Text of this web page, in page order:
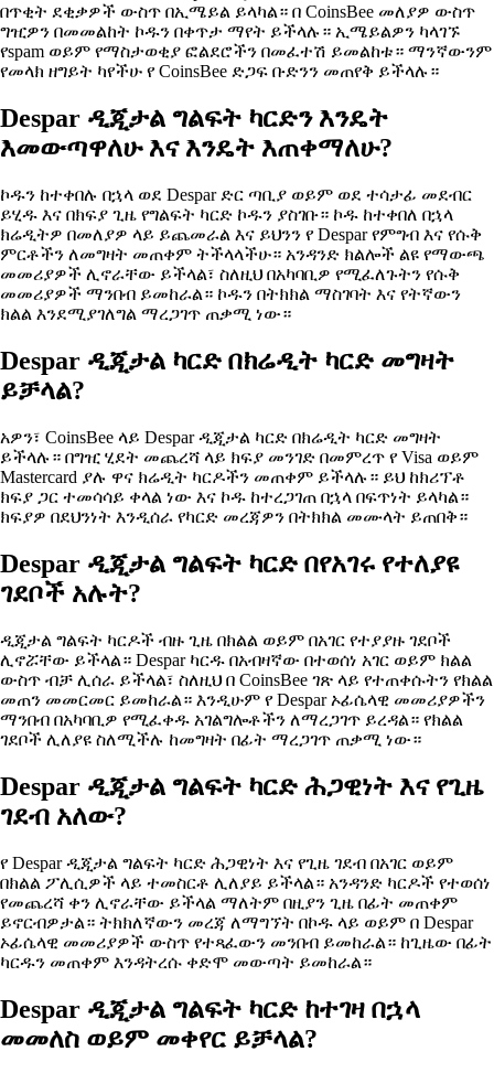
በጥቂት ደቂቃዎች ውስጥ በኢሜይል ይላካል። በ CoinsBee መለያዎ ውስጥ
ግዢዎን በመመልከት ኮዱን በቀጥታ ማየት ይችላሉ። ኢሜይልዎን ካላገኙ
የspam ወይም የማስታወቂያ ፎልደሮችን በመፈተሽ ይመልከቱ። ማንኛውንም
የመላክ ዘግይት ካየችሁ የ CoinsBee ድጋፍ ቡድንን መጠየቅ ይችላሉ።
Despar ዲጂታል ግልፍት ካርድን እንዴት
እመውጣዋለሁ እና እንዴት እጠቀማለሁ?
ኮዱን ከተቀበሉ በኋላ ወደ Despar ድር ጣቢያ ወይም ወደ ተሳታፊ መደብር
ይሂዱ እና በክፍያ ጊዜ የግልፍት ካርድ ኮዱን ያስገቡ። ኮዱ ከተቀበለ በኋላ
ክሬዲትዎ በመለያዎ ላይ ይጨመራል እና ይህንን የ Despar የምግብ እና የሱቅ
ምርቶችን ለመግዛት መጠቀም ትችላላችሁ። አንዳንድ ክልሎች ልዩ የማውጫ
መመሪያዎች ሊኖራቸው ይችላል፣ ስለዚህ በአካባቢዎ የሚፈለጉትን የሱቅ
መመሪያዎች ማንበብ ይመከራል። ኮዱን በትክክል ማስገባት እና የትኛውን
ክልል እንደሚያገለግል ማረጋገጥ ጠቃሚ ነው።
Despar ዲጂታል ካርድ በክሬዲት ካርድ መግዛት
ይቻላል?
አዎን፣ CoinsBee ላይ Despar ዲጂታል ካርድ በክሬዲት ካርድ መግዛት
ይችላሉ። በግዢ ሂደት መጨረሻ ላይ ክፍያ መንገድ በመምረጥ የ Visa ወይም
Mastercard ያሉ ዋና ክሬዲት ካርዶችን መጠቀም ይችላሉ። ይህ ከክሪፕቶ
ክፍያ ጋር ተመሳሳይ ቀላል ነው እና ኮዱ ከተረጋገጠ በኋላ በፍጥነት ይላካል።
ክፍያዎ በደህንነት እንዲሰራ የካርድ መረጃዎን በትክክል መሙላት ይጠበቅ።
Despar ዲጂታል ግልፍት ካርድ በየአገሩ የተለያዩ
ገደቦች አሉት?
ዲጂታል ግልፍት ካርዶች ብዙ ጊዜ በክልል ወይም በአገር የተያያዙ ገደቦች
ሊኖሯቸው ይችላል። Despar ካርዱ በአብዛኛው በተወሰነ አገር ወይም ክልል
ውስጥ ብቻ ሊሰራ ይችላል፣ ስለዚህ በ CoinsBee ገጽ ላይ የተጠቀሱትን የክልል
መጠን መመርመር ይመከራል። እንዲሁም የ Despar ኦፊሴላዊ መመሪያዎችን
ማንበብ በአካባቢዎ የሚፈቀዱ አገልግሎቶችን ለማረጋገጥ ይረዳል። የክልል
ገደቦች ሊለያዩ ስለሚችሉ ከመግዛት በፊት ማረጋገጥ ጠቃሚ ነው።
Despar ዲጂታል ግልፍት ካርድ ሕጋዊነት እና የጊዜ
ገደብ አለው?
የ Despar ዲጂታል ግልፍት ካርድ ሕጋዊነት እና የጊዜ ገደብ በአገር ወይም
በክልል ፖሊሲዎች ላይ ተመስርቶ ሊለያይ ይችላል። አንዳንድ ካርዶች የተወሰነ
የመጨረሻ ቀን ሊኖራቸው ይችላል ማለትም በዚያን ጊዜ በፊት መጠቀም
ይኖርብዎታል። ትክክለኛውን መረጃ ለማግኘት በኮዱ ላይ ወይም በ Despar
ኦፊሴላዊ መመሪያዎች ውስጥ የተጻፈውን መንበብ ይመከራል። ከጊዜው በፊት
ካርዱን መጠቀም እንዳትረሱ ቀድሞ መውጣት ይመከራል።
Despar ዲጂታል ግልፍት ካርድ ከተገዛ በኋላ
መመለስ ወይም መቀየር ይቻላል?